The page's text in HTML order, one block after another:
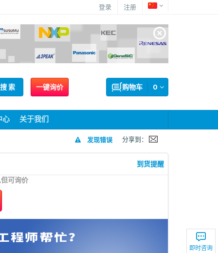
登录 注册
即时咨询
一键询价 0
购物车
搜 索
心 关于我们
发现错误 分享到：
到货提醒
可询价